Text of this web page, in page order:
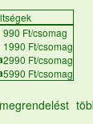
990 Ft/csomag
1990 Ft/csomag
2990 Ft/csomag
5990 Ft/csomag